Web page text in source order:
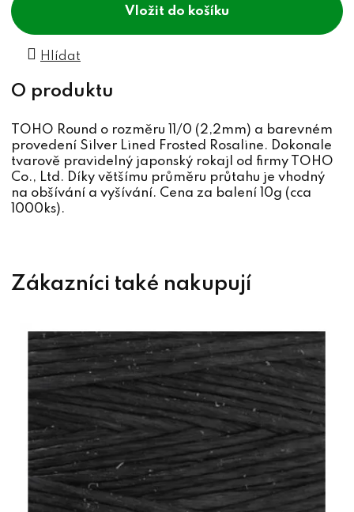
do košíku
Hlídat
TOHO Round o rozměru 11/0 (2,2mm) a barevném
provedení Silver Lined Frosted Rosaline. Dokonale
tvarově pravidelný japonský rokajl od firmy TOHO
Co., Ltd. Díky většímu průměru průtahu je vhodný
na obšívání a vyšívání. Cena za balení 10g (cca
1000ks).